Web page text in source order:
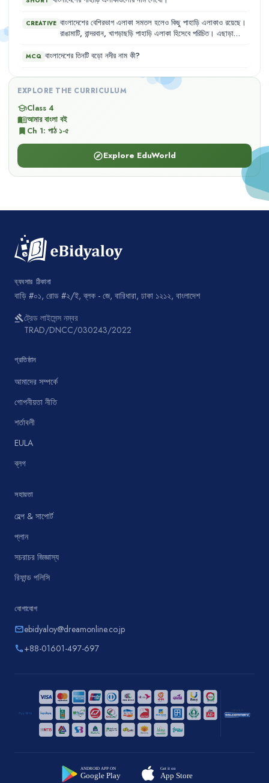
CREATIVE বাংলাদেশের বেশিরভাগ এলাকা সমতল হলেও কিছু পাহাড়ি এলাকাও রয়েছে ।
রাঙামাটি, বান্দরবান, খাগড়াছড়ি পাহাড়ি এলাকা হিসেবে পরিচিত। এছাড়া
নানা জাতের গাছ, পশু, পাখি দেখা
MCQ বাংলাদেশের তিনটি বড়ো নদীর নাম কী?
EXPLORE THE CURRICULUM
schoolClass 4
menu_bookআমার বাংলা বই
bookmark Ch 1: পাঠ ১-৫
exploreExplore EduWorld
ব্যবসার ঠিকানা
বাড়ি #০১, রোড #২/ই, ব্লক - জে, বারিধারা, ঢাকা ১২১২, বাংলাদেশ
gavelট্রেড লাইসেন্স নম্বর
TRAD/DNCC/030243/2022
প্রতিষ্ঠান
আমাদের সম্পর্কে
গোপনীয়তা নীতি
শর্তাবলী
EULA
ব্লগ
সহায়তা
হেল্প & সাপোর্ট
প্লান
সচরাচর জিজ্ঞাস্য
রিফান্ড পলিসি
যোগাযোগ
emailebidyaloy@dreamonline.co.jp
phone+88-01601-497-697